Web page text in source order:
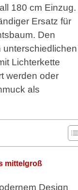
180 cm Einzug.
Ersatz für
Den
unterschiedlichen
Lichterkette
werden oder
als
mittelgroß
Design